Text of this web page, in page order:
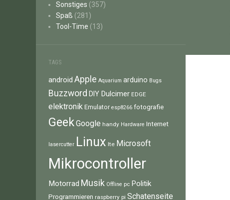
Sonstiges (357)
Spaß (281)
Tool-Time (13)
TAGS
android Apple Aquarium arduino Bugs
Buzzword DIY Dulcimer EDGE
elektronik Emulator esp8266 fotografie
GeekGoogle handy Hardware Internet
lasercutter Linux lte Microsoft
Mikrocontroller
Motorrad Musik Offline pc Politik
Programmieren raspberry pi Schatenseite